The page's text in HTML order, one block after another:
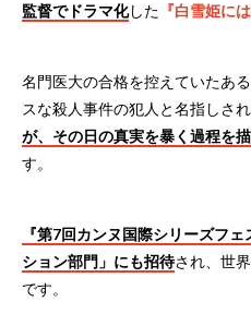
監督でドラマ化した 『白雪姫に
名門医大の合格を控えていたあ
スな殺人事件の犯人と名指しさ
が、その日の真実を暴く過程を
す。
『第7回カンヌ国際シリーズフ
ション部門」にも招待され、世
です。